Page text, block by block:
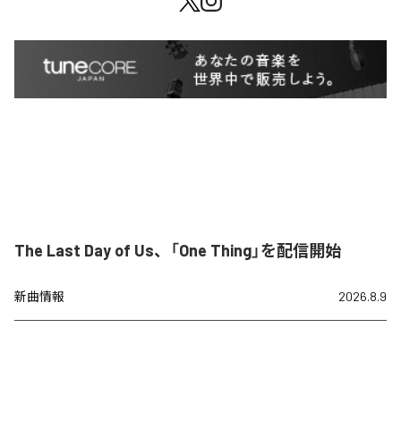
The Last Day of Us、「One Thing」を配信開始
新曲情報 2026.8.9